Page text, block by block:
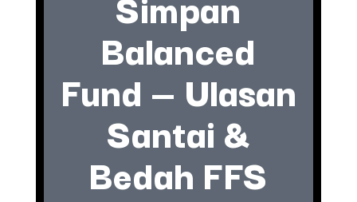
Balanced
Fund — Ulasan
Santai &
Bedah FFS